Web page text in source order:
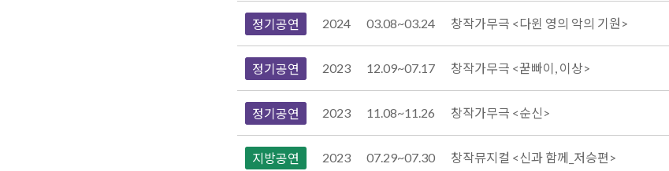
정기공연 2024 03.08~03.24 창작가무극 <다윈 영의 악의 기원>
정기공연 2023 12.09~07.17 창작가무극 <꾿빠이, 이상>
정기공연 2023 11.08~11.26 창작가무극 <순신>
지방공연 2023 07.29~07.30 창작뮤지컬 <신과 함께_저승편>